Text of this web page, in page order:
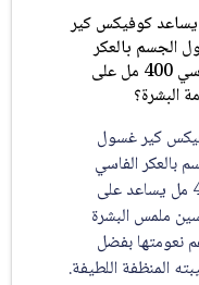
كوفيكس كير
بالعكر
الفاسي 400 مل على
كير غسول
الفاسي
يساعد على
البشرة
بفضل
المنظفة اللطيفة.